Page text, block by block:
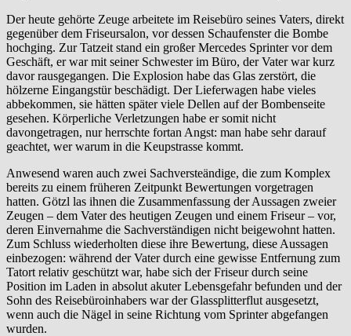
Der heute gehörte Zeuge arbeitete im Reisebüro seines Vaters, direkt
gegenüber dem Friseursalon, vor dessen Schaufenster die Bombe
hochging. Zur Tatzeit stand ein großer Mercedes Sprinter vor dem
Geschäft, er war mit seiner Schwester im Büro, der Vater war kurz
davor rausgegangen. Die Explosion habe das Glas zerstört, die
hölzerne Eingangstür beschädigt. Der Lieferwagen habe vieles
abbekommen, sie hätten später viele Dellen auf der Bombenseite
gesehen. Körperliche Verletzungen habe er somit nicht
davongetragen, nur herrschte fortan Angst: man habe sehr darauf
geachtet, wer warum in die Keupstrasse kommt.
Anwesend waren auch zwei Sachversteändige, die zum Komplex
bereits zu einem früheren Zeitpunkt Bewertungen vorgetragen
hatten. Götzl las ihnen die Zusammenfassung der Aussagen zweier
Zeugen – dem Vater des heutigen Zeugen und einem Friseur – vor,
deren Einvernahme die Sachverständigen nicht beigewohnt hatten.
Zum Schluss wiederholten diese ihre Bewertung, diese Aussagen
einbezogen: während der Vater durch eine gewisse Entfernung zum
Tatort relativ geschützt war, habe sich der Friseur durch seine
Position im Laden in absolut akuter Lebensgefahr befunden und der
Sohn des Reisebüroinhabers war der Glassplitterflut ausgesetzt,
wenn auch die Nägel in seine Richtung vom Sprinter abgefangen
wurden.